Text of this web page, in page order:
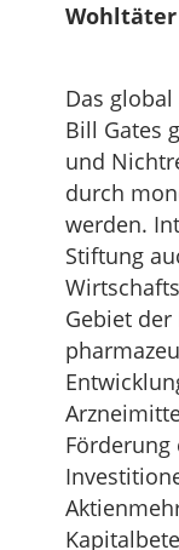
Wohltäter
Das
Bill Gates
und
durch
werden.
Stiftung
Gebiet